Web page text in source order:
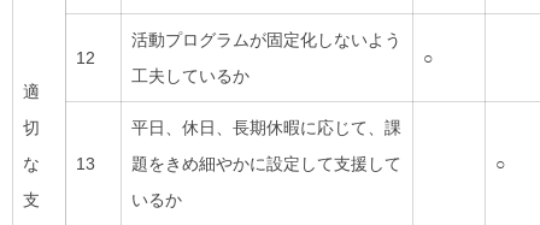
適
切
な
支
12
活動プログラムが固定化しないよう
工夫しているか
○
13
平日、休日、長期休暇に応じて、課
題をきめ細やかに設定して支援して
いるか
○